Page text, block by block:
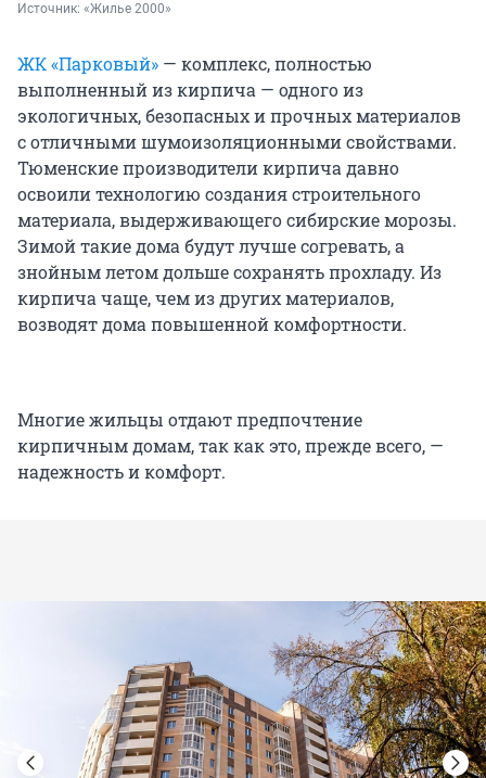
Источник: «Жилье 2000»
ЖК «Парковый» — комплекс, полностью
выполненный из кирпича — одного из
экологичных, безопасных и прочных материалов
с отличными шумоизоляционными свойствами.
Тюменские производители кирпича давно
освоили технологию создания строительного
материала, выдерживающего сибирские морозы.
Зимой такие дома будут лучше согревать, а
знойным летом дольше сохранять прохладу. Из
кирпича чаще, чем из других материалов,
возводят дома повышенной комфортности.
Многие жильцы отдают предпочтение
кирпичным домам, так как это, прежде всего, —
надежность и комфорт.